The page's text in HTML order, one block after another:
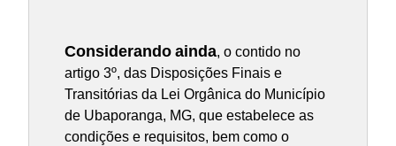
Considerando ainda, o contido no
artigo 3º, das Disposições Finais e
Transitórias da Lei Orgânica do Município
de Ubaporanga, MG, que estabelece as
condições e requisitos, bem como o